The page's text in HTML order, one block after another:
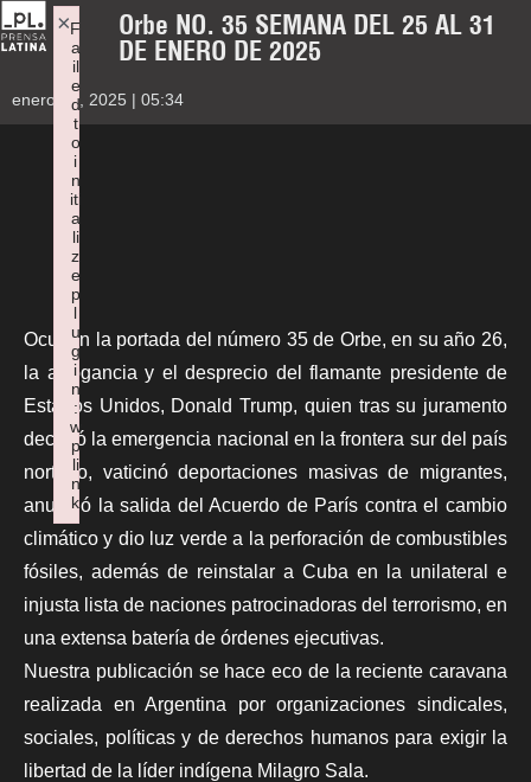
Orbe NO. 35 SEMANA DEL 25 AL 31
DE ENERO DE 2025
enero 24, 2025 | 05:34
Ocupan la portada del número 35 de Orbe, en su año 26,
la arrogancia y el desprecio del flamante presidente de
Estados Unidos, Donald Trump, quien tras su juramento
declaró la emergencia nacional en la frontera sur del país
norteño, vaticinó deportaciones masivas de migrantes,
anunció la salida del Acuerdo de París contra el cambio
climático y dio luz verde a la perforación de combustibles
fósiles, además de reinstalar a Cuba en la unilateral e
injusta lista de naciones patrocinadoras del terrorismo, en
una extensa batería de órdenes ejecutivas.
Nuestra publicación se hace eco de la reciente caravana
realizada en Argentina por organizaciones sindicales,
sociales, políticas y de derechos humanos para exigir la
libertad de la líder indígena Milagro Sala.
F
a
il
e
d
t
o
i
n
iti
a
li
z
e
p
l
u
g
i
n
:
w
p
li
n
k
×
Failed to initialize plugin: wplink